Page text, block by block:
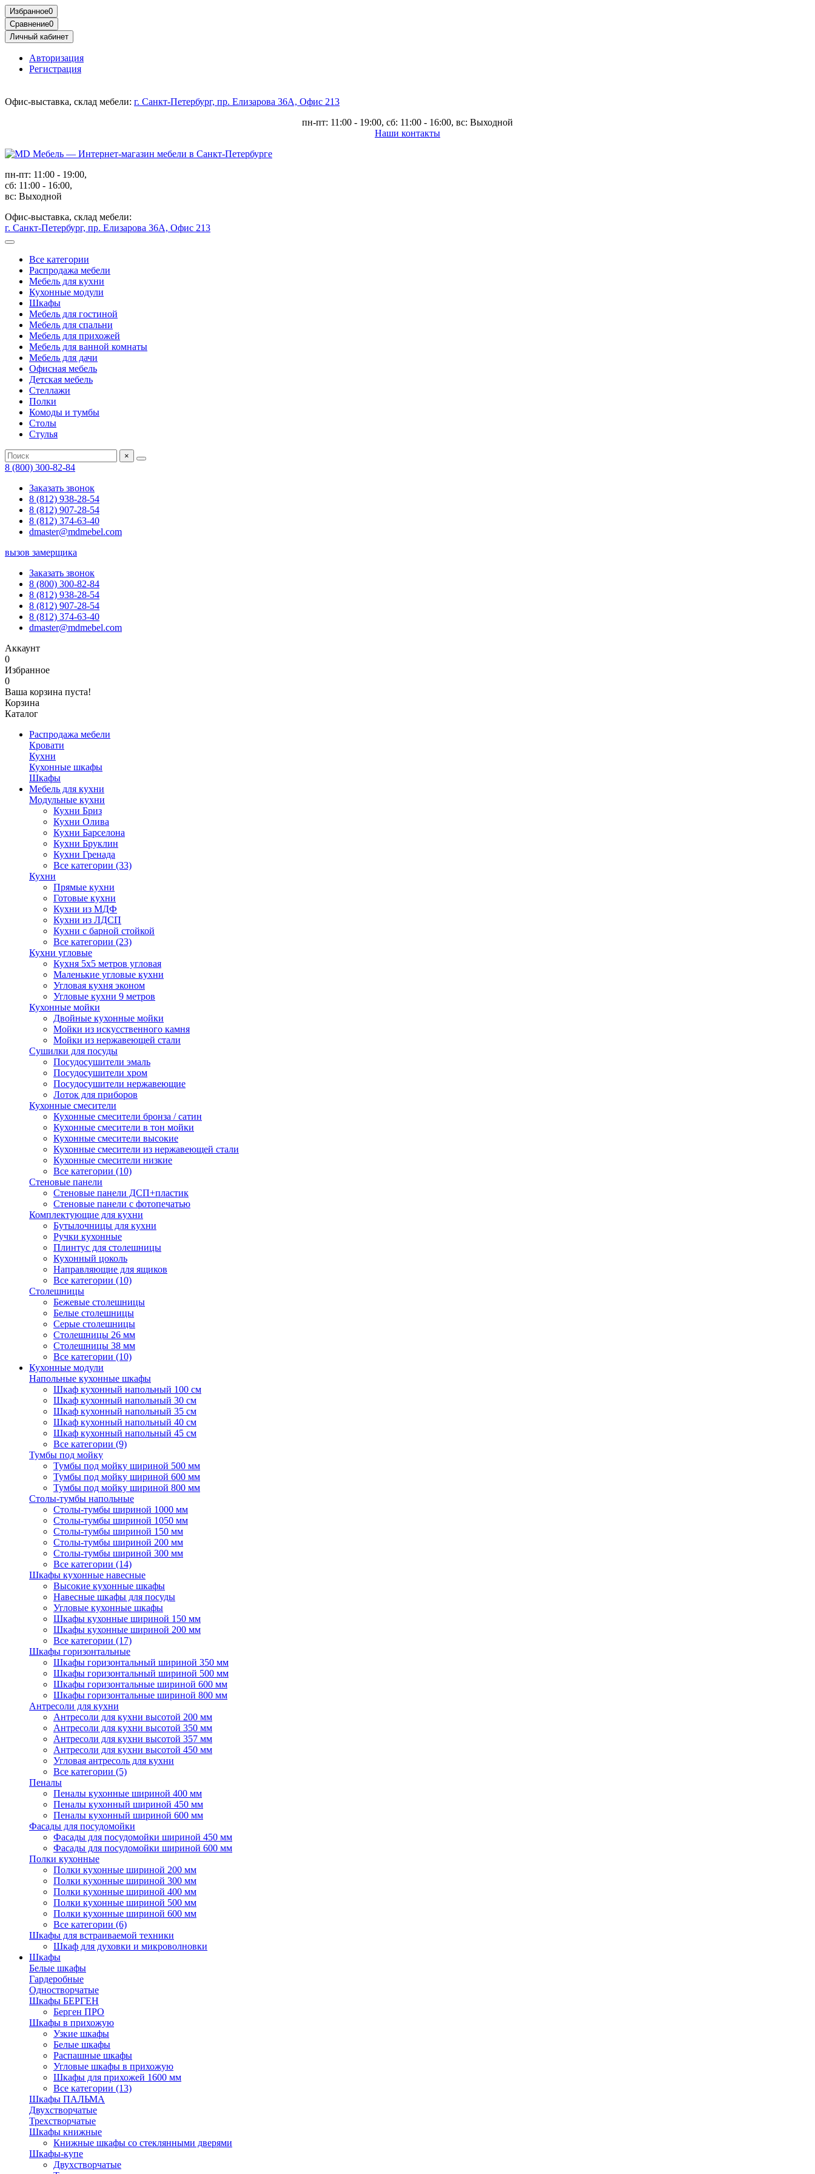
Избранное0
Сравнение0
Личный кабинет
Авторизация
Регистрация
Офис-выставка, склад мебели: г. Санкт-Петербург, пр. Елизарова 36А, Офис 213
пн-пт: 11:00 - 19:00, сб: 11:00 - 16:00, вс: Выходной
Наши контакты
пн-пт: 11:00 - 19:00,
сб: 11:00 - 16:00,
вс: Выходной
Офис-выставка, склад мебели:
г. Санкт-Петербург, пр. Елизарова 36А, Офис 213
Все категории
Распродажа мебели
Мебель для кухни
Кухонные модули
Шкафы
Мебель для гостиной
Мебель для спальни
Мебель для прихожей
Мебель для ванной комнаты
Мебель для дачи
Офисная мебель
Детская мебель
Стеллажи
Полки
Комоды и тумбы
Столы
Стулья
×
8 (800) 300-82-84
Заказать звонок
8 (812) 938-28-54
8 (812) 907-28-54
8 (812) 374-63-40
dmaster@mdmebel.com
вызов замерщика
Заказать звонок
8 (800) 300-82-84
8 (812) 938-28-54
8 (812) 907-28-54
8 (812) 374-63-40
dmaster@mdmebel.com
Аккаунт
0
Избранное
0
Ваша корзина пуста!
Корзина
Каталог
Распродажа мебели
Кровати
Кухни
Кухонные шкафы
Шкафы
Мебель для кухни
Модульные кухни
Кухни Бриз
Кухни Олива
Кухни Барселона
Кухни Бруклин
Кухни Гренада
Все категории (33)
Кухни
Прямые кухни
Готовые кухни
Кухни из МДФ
Кухни из ЛДСП
Кухни с барной стойкой
Все категории (23)
Кухни угловые
Кухня 5х5 метров угловая
Маленькие угловые кухни
Угловая кухня эконом
Угловые кухни 9 метров
Кухонные мойки
Двойные кухонные мойки
Мойки из искусственного камня
Мойки из нержавеющей стали
Сушилки для посуды
Посудосушители эмаль
Посудосушители хром
Посудосушители нержавеющие
Лоток для приборов
Кухонные смесители
Кухонные смесители бронза / сатин
Кухонные смесители в тон мойки
Кухонные смесители высокие
Кухонные смесители из нержавеющей стали
Кухонные смесители низкие
Все категории (10)
Стеновые панели
Стеновые панели ДСП+пластик
Стеновые панели с фотопечатью
Комплектующие для кухни
Бутылочницы для кухни
Ручки кухонные
Плинтус для столешницы
Кухонный цоколь
Направляющие для ящиков
Все категории (10)
Столешницы
Бежевые столешницы
Белые столешницы
Серые столешницы
Столешницы 26 мм
Столешницы 38 мм
Все категории (10)
Кухонные модули
Напольные кухонные шкафы
Шкаф кухонный напольный 100 см
Шкаф кухонный напольный 30 см
Шкаф кухонный напольный 35 см
Шкаф кухонный напольный 40 см
Шкаф кухонный напольный 45 см
Все категории (9)
Тумбы под мойку
Тумбы под мойку шириной 500 мм
Тумбы под мойку шириной 600 мм
Тумбы под мойку шириной 800 мм
Столы-тумбы напольные
Столы-тумбы шириной 1000 мм
Столы-тумбы шириной 1050 мм
Столы-тумбы шириной 150 мм
Столы-тумбы шириной 200 мм
Столы-тумбы шириной 300 мм
Все категории (14)
Шкафы кухонные навесные
Высокие кухонные шкафы
Навесные шкафы для посуды
Угловые кухонные шкафы
Шкафы кухонные шириной 150 мм
Шкафы кухонные шириной 200 мм
Все категории (17)
Шкафы горизонтальные
Шкафы горизонтальный шириной 350 мм
Шкафы горизонтальный шириной 500 мм
Шкафы горизонтальные шириной 600 мм
Шкафы горизонтальные шириной 800 мм
Антресоли для кухни
Антресоли для кухни высотой 200 мм
Антресоли для кухни высотой 350 мм
Антресоли для кухни высотой 357 мм
Антресоли для кухни высотой 450 мм
Угловая антресоль для кухни
Все категории (5)
Пеналы
Пеналы кухонные шириной 400 мм
Пеналы кухонный шириной 450 мм
Пеналы кухонный шириной 600 мм
Фасады для посудомойки
Фасады для посудомойки шириной 450 мм
Фасады для посудомойки шириной 600 мм
Полки кухонные
Полки кухонные шириной 200 мм
Полки кухонные шириной 300 мм
Полки кухонные шириной 400 мм
Полки кухонные шириной 500 мм
Полки кухонные шириной 600 мм
Все категории (6)
Шкафы для встраиваемой техники
Шкаф для духовки и микроволновки
Шкафы
Белые шкафы
Гардеробные
Одностворчатые
Шкафы БЕРГЕН
Берген ПРО
Шкафы в прихожую
Узкие шкафы
Белые шкафы
Распашные шкафы
Угловые шкафы в прихожую
Шкафы для прихожей 1600 мм
Все категории (13)
Шкафы ПАЛЬМА
Двухстворчатые
Трехстворчатые
Шкафы книжные
Книжные шкафы со стеклянными дверями
Шкафы-купе
Двухстворчатые